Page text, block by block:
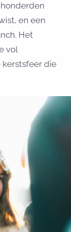
en een
Het
vol
kerstsfeer die